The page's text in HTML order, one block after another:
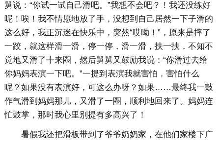
舅说：“你试一试自己滑吧。”我想不会吧？！我还没练好
呢！唉！我不情愿地放了手，没想到自己居然一下子滑的
这么好，我正沉迷在快乐中，突然“哎呦！”，原来是摔了
一跤，就这样滑一滑，停一停，滑一滑，扶一扶，不知不
觉地又滑了十来圈，然后舅舅又鼓励我说：“你滑过去给
你妈妈表演一下吧。”一提到表演我就害怕，害怕什么
呢？如果没有表演好，可这么办呀？如果……最终我一鼓
作气滑到妈妈那儿，又滑了一圈，顺利地回来了。妈妈连
忙鼓掌，那时我心里别提有多高兴了！
暑假我还把滑板带到了爷爷奶奶家，在他们家楼下广